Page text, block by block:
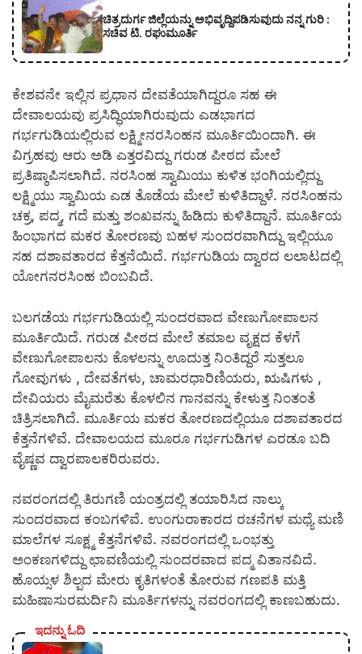
ಚಿತ್ರದುರ್ಗ ಜಿಲ್ಲೆಯನ್ನು ಅಭಿವೃದ್ದಿಪಡಿಸುವುದು ನನ್ನ ಗುರಿ :
ಸಚಿವ ಟಿ. ರಘುಮೂರ್ತಿ
ಕೇಶವನೇ ಇಲ್ಲಿನ ಪ್ರಧಾನ ದೇವತೆಯಾಗಿದ್ದರೂ ಸಹ ಈ
ದೇವಾಲಯವು ಪ್ರಸಿದ್ಧಿಯಾಗಿರುವುದು ಎಡಭಾಗದ
ಗರ್ಭಗುಡಿಯಲ್ಲಿರುವ ಲಕ್ಷ್ಮೀನರಸಿಂಹನ ಮೂರ್ತಿಯಿಂದಾಗಿ. ಈ
ವಿಗ್ರಹವು ಆರು ಅಡಿ ಎತ್ತರವಿದ್ದು ಗರುಡ ಪೀಠದ ಮೇಲೆ
ಪ್ರತಿಷ್ಠಾಪಿಸಲಾಗಿದೆ. ನರಸಿಂಹ ಸ್ವಾಮಿಯು ಕುಳಿತ ಭಂಗಿಯಲ್ಲಿದ್ದು
ಲಕ್ಷ್ಮಿಯು ಸ್ವಾಮಿಯ ಎಡ ತೊಡೆಯ ಮೇಲೆ ಕುಳಿತಿದ್ದಾಳೆ. ನರಸಿಂಹನು
ಚಕ್ರ, ಪದ್ಮ, ಗದೆ ಮತ್ತು ಶಂಖವನ್ನು ಹಿಡಿದು ಕುಳಿತಿದ್ದಾನೆ. ಮೂರ್ತಿಯ
ಹಿಂಭಾಗದ ಮಕರ ತೋರಣವು ಬಹಳ ಸುಂದರವಾಗಿದ್ದು ಇಲ್ಲಿಯೂ
ಸಹ ದಶಾವತಾರದ ಕೆತ್ತನೆಯಿದೆ. ಗರ್ಭಗುಡಿಯ ದ್ವಾರದ ಲಲಾಟದಲ್ಲಿ
ಯೋಗನರಸಿಂಹ ಬಿಂಬವಿದೆ.
ಬಲಗಡೆಯ ಗರ್ಭಗುಡಿಯಲ್ಲಿ ಸುಂದರವಾದ ವೇಣುಗೋಪಾಲನ
ಮೂರ್ತಿಯಿದೆ. ಗರುಡ ಪೀಠದ ಮೇಲೆ ತಮಾಲ ವೃಕ್ಷದ ಕೆಳಗೆ
ವೇಣುಗೋಪಾಲನು ಕೊಳಲನ್ನು ಊದುತ್ತ ನಿಂತಿದ್ದರೆ ಸುತ್ತಲೂ
ಗೋವುಗಳು , ದೇವತೆಗಳು, ಚಾಮರಧಾರಿಣಿಯರು, ಋಷಿಗಳು ,
ದೇವಿಯರು ಮೈಮರೆತು ಕೊಳಲಿನ ಗಾನವನ್ನು ಕೇಳುತ್ತ ನಿಂತಂತೆ
ಚಿತ್ರಿಸಲಾಗಿದೆ. ಮೂರ್ತಿಯ ಮಕರ ತೋರಣದಲ್ಲಿಯೂ ದಶಾವತಾರದ
ಕೆತ್ತನೆಗಳಿವೆ. ದೇವಾಲಯದ ಮೂರೂ ಗರ್ಭಗುಡಿಗಳ ಎರಡೂ ಬದಿ
ವೈಷ್ಣವ ದ್ವಾರಪಾಲಕರಿರುವರು.
ನವರಂಗದಲ್ಲಿ ತಿರುಗಣಿ ಯಂತ್ರದಲ್ಲಿ ತಯಾರಿಸಿದ ನಾಲ್ಕು
ಸುಂದರವಾದ ಕಂಬಗಳಿವೆ. ಉಂಗುರಾಕಾರದ ರಚನೆಗಳ ಮಧ್ಯೆ ಮಣಿ
ಮಾಲೆಗಳ ಸೂಕ್ಷ್ಮ ಕೆತ್ತನೆಗಳಿವೆ. ನವರಂಗದಲ್ಲಿ ಒಂಭತ್ತು
ಅಂಕಣಗಳಿದ್ದು ಛಾವಣಿಯಲ್ಲಿ ಸುಂದರವಾದ ಪದ್ಮ ವಿತಾನವಿದೆ.
ಹೊಯ್ಸಳ ಶಿಲ್ಪದ ಮೇರು ಕೃತಿಗಳಂತೆ ತೋರುವ ಗಣಪತಿ ಮತ್ತಿ
ಮಹಿಷಾಸುರಮರ್ದಿನಿ ಮೂರ್ತಿಗಳನ್ನು ನವರಂಗದಲ್ಲಿ ಕಾಣಬಹುದು.
ಇದನ್ನು ಓದಿ